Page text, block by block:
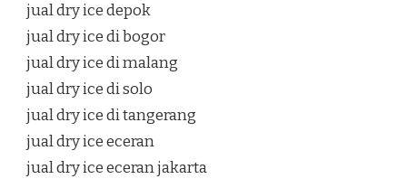
jual dry ice depok
jual dry ice di bogor
jual dry ice di malang
jual dry ice di solo
jual dry ice di tangerang
jual dry ice eceran
jual dry ice eceran jakarta